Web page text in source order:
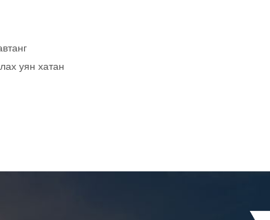
уян хатан